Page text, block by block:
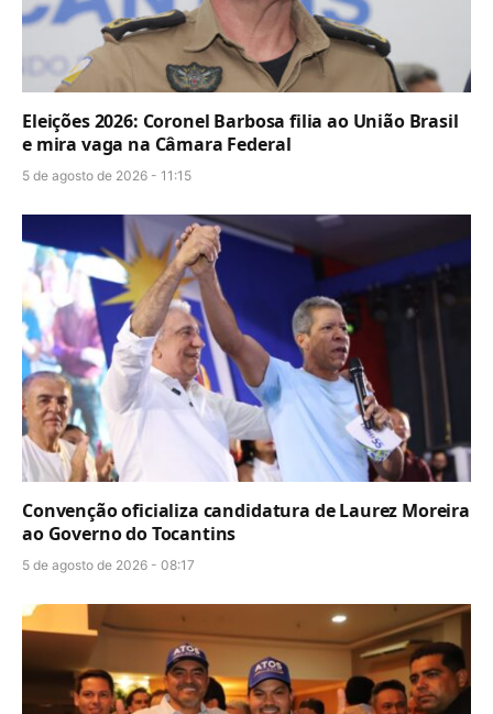
Eleições 2026: Coronel Barbosa filia ao União Brasil
e mira vaga na Câmara Federal
5 de agosto de 2026 - 11:15
Convenção oficializa candidatura de Laurez Moreira
ao Governo do Tocantins
5 de agosto de 2026 - 08:17